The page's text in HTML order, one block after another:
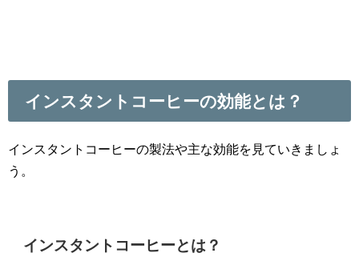
インスタントコーヒーの効能とは？
インスタントコーヒーの製法や主な効能を見ていきましょ
う。
インスタントコーヒーとは？